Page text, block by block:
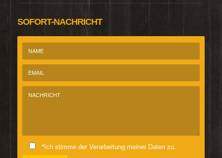
SOFORT-NACHRICHT
*Ich stimme der Verarbeitung meiner Daten zu.